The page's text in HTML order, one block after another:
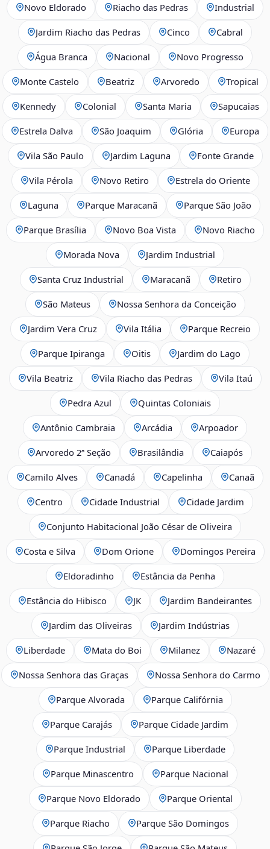
Novo Eldorado Riacho das Pedras Industrial
Jardim Riacho das Pedras Cinco Cabral
Água Branca Nacional Novo Progresso
Monte Castelo Beatriz Arvoredo Tropical
Kennedy Colonial Santa Maria Sapucaias
Estrela Dalva São Joaquim Glória Europa
Vila São Paulo Jardim Laguna Fonte Grande
Vila Pérola Novo Retiro Estrela do Oriente
Laguna Parque Maracanã Parque São João
Parque Brasília Novo Boa Vista Novo Riacho
Morada Nova Jardim Industrial
Santa Cruz Industrial Maracanã Retiro
São Mateus Nossa Senhora da Conceição
Jardim Vera Cruz Vila Itália Parque Recreio
Parque Ipiranga Oitis Jardim do Lago
Vila Beatriz Vila Riacho das Pedras Vila Itaú
Pedra Azul Quintas Coloniais
Antônio Cambraia Arcádia Arpoador
Arvoredo 2ª Seção Brasilândia Caiapós
Camilo Alves Canadá Capelinha Canaã
Centro Cidade Industrial Cidade Jardim
Conjunto Habitacional João César de Oliveira
Costa e Silva Dom Orione Domingos Pereira
Eldoradinho Estância da Penha
Estância do Hibisco JK Jardim Bandeirantes
Jardim das Oliveiras Jardim Indústrias
Liberdade Mata do Boi Milanez Nazaré
Nossa Senhora das Graças Nossa Senhora do Carmo
Parque Alvorada Parque Califórnia
Parque Carajás Parque Cidade Jardim
Parque Industrial Parque Liberdade
Parque Minascentro Parque Nacional
Parque Novo Eldorado Parque Oriental
Parque Riacho Parque São Domingos